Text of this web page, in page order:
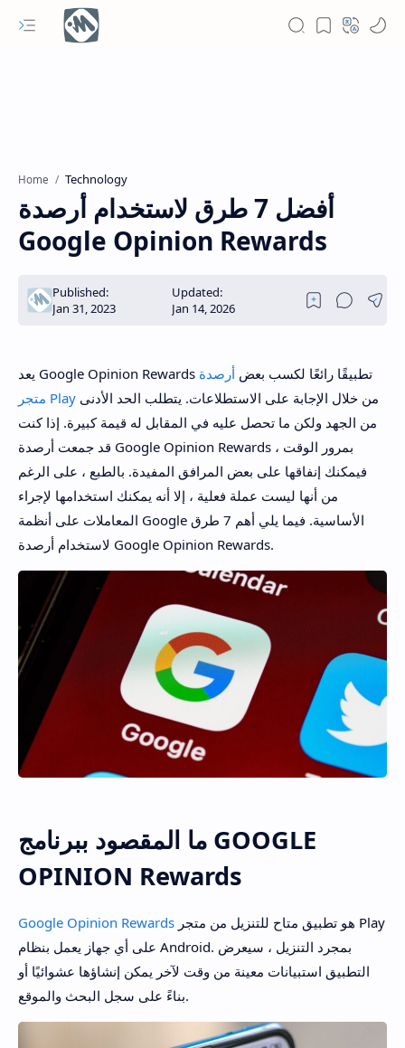
Home Technology
أفضل 7 طرق لاستخدام أرصدة
Google Opinion Rewards
يعد Google Opinion Rewards تطبيقًا رائعًا لكسب بعض أرصدة
متجر Play
من الجهد ولكن ما تحصل عليه في المقابل له قيمة كبيرة. إذا كنت
قد جمعت أرصدة Google Opinion Rewards بمرور الوقت ،
فيمكنك إنفاقها على بعض المرافق المفيدة. بالطبع ، على الرغم
من أنها ليست عملة فعلية ، إلا أنه يمكنك استخدامها لإجراء
المعاملات على أنظمة Google الأساسية. فيما يلي أهم 7 طرق
لاستخدام أرصدة Google Opinion Rewards.
ما المقصود ببرنامج GOOGLE
OPINION Rewards
Google Opinion Rewards
على أي جهاز يعمل بنظام Android. بمجرد التنزيل ، سيعرض
التطبيق استبيانات معينة من وقت لآخر يمكن إنشاؤها عشوائيًا أو
بناءً على سجل البحث والموقع.